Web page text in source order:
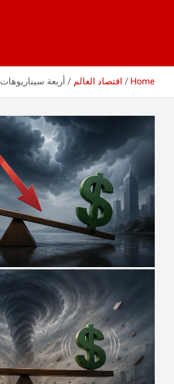
Home اقتصاد العالم أربعة